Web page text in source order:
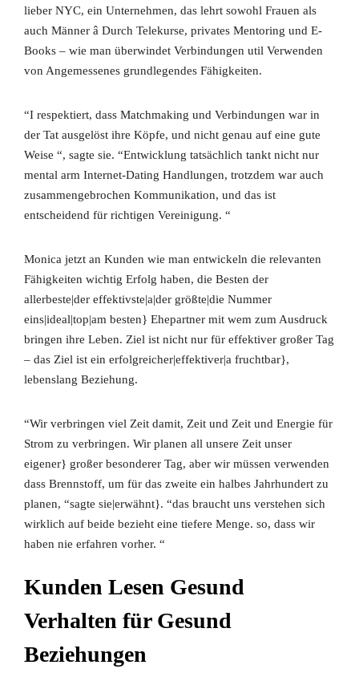
lieber NYC, ein Unternehmen, das lehrt sowohl Frauen als
auch Männer â Durch Telekurse, privates Mentoring und E-
Books – wie man überwindet Verbindungen util Verwenden
von Angemessenes grundlegendes Fähigkeiten.
“I respektiert, dass Matchmaking und Verbindungen war in
der Tat ausgelöst ihre Köpfe, und nicht genau auf eine gute
Weise “, sagte sie. “Entwicklung tatsächlich tankt nicht nur
mental arm Internet-Dating Handlungen, trotzdem war auch
zusammengebrochen Kommunikation, und das ist
entscheidend für richtigen Vereinigung. “
Monica jetzt an Kunden wie man entwickeln die relevanten
Fähigkeiten wichtig Erfolg haben, die Besten der
allerbeste|der effektivste|a|der größte|die Nummer
eins|ideal|top|am besten} Ehepartner mit wem zum Ausdruck
bringen ihre Leben. Ziel ist nicht nur für effektiver großer Tag
– das Ziel ist ein erfolgreicher|effektiver|a fruchtbar},
lebenslang Beziehung.
“Wir verbringen viel Zeit damit, Zeit und Zeit und Energie für
Strom zu verbringen. Wir planen all unsere Zeit unser
eigener} großer besonderer Tag, aber wir müssen verwenden
dass Brennstoff, um für das zweite ein halbes Jahrhundert zu
planen, “sagte sie|erwähnt}. “das braucht uns verstehen sich
wirklich auf beide bezieht eine tiefere Menge. so, dass wir
haben nie erfahren vorher. “
Kunden Lesen Gesund
Verhalten für Gesund
Beziehungen